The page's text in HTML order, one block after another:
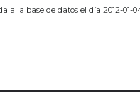
a la base de datos el día 2012-01-